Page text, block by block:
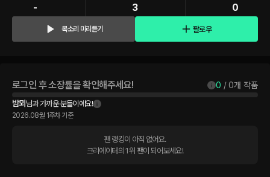
- 3 0
목소리 미리듣기 팔로우
로그인 후 소장률을 확인해주세요! 0 / 0개 작품
밤뫼 님과 가까운 분들이에요!
2026.08월 1주차 기준
팬 랭킹이 아직 없어요.
크리에이터의 1위 팬이 되어보세요!